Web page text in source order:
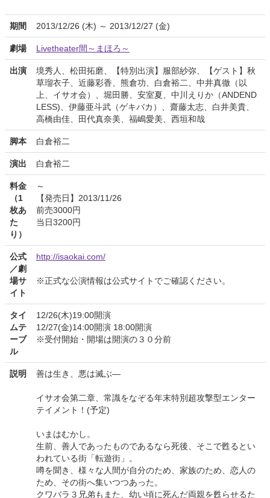
期間 2013/12/26 (木) ～ 2013/12/27 (金)
劇場 Livetheater間～まほろ～
出演
境秀人、松田拓磨、【特別出演】服部紗弥、【ゲスト】秋
草瑠衣子、近藤彩香、熊倉功、白倉裕二、中井真徹（以
上、イサオ会）、堀田勝、安室夏、中川えりか（ANDEND
LESS)、伊藤亜斗武（ゲキバカ）、齋藤太志、白井美貴、
高橋由佳、田代真奈美、福嶋愛美、西垣和哉
脚本 白倉裕二
演出 白倉裕二
料金
（1
枚あ
た
り）
～
【発売日】2013/11/26
前売3000円
当日3200円
公式
／劇
場サ
イト
http://isaokai.com/
※正式な公演情報は公式サイトでご確認ください。
タイ
ムテ
ーブ
ル
12/26(木)19:00開演
12/27(金)14:00開演 18:00開演
※受付開始・開場は開演の３０分前
説明 善は生き、悪は滅ぶ―
イサオ会第二章、常識をなぞる年末特別超攻撃型エンター
テイメント！(予定)
いまはむかし。
生前、善人であったものであるなら死後、そこで甦るとい
われている街「転遊街」。
噂を聞き、様々な人間が自分のため、家族のため、恋人の
ため、その街へ集いつつあった。
クワバラ３兄弟もまた、幼い頃に死んだ両親を甦らせるた